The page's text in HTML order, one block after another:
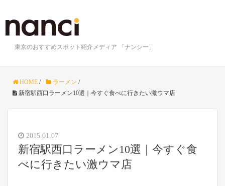
東京のおすすめスポット紹介メディア 「ナンシー」
HOME / ラーメン /
新宿駅西口ラーメン10選｜今すぐ食べに行きたい激ウマ店
2015.01.07
新宿駅西口ラーメン10選｜今すぐ食
べに行きたい激ウマ店